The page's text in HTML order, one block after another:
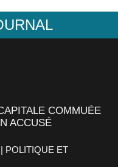
COMMUÉE
ACCUSÉ
| POLITIQUE ET